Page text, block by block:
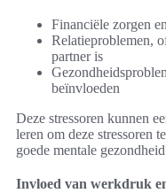
Financiële zorgen
Relatieproblemen,
partner is
beïnvloeden
Deze stressoren kunnen
leren om deze stressoren
goede mentale
Invloed van werkdruk